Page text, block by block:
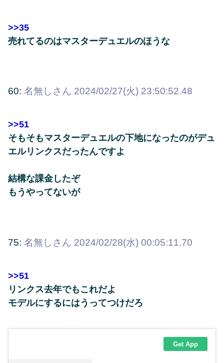
>>35
売れてるのはマスターデュエルのほうな
60: 名無しさん 2024/02/27(火) 23:50:52.48
>>51
そもそもマスターデュエルの下地になったのがデュ
エルリンクスだったんですよ
結構な課金したぞ
もうやってないが
75: 名無しさん 2024/02/28(水) 00:05:11.70
>>51
リンクス去年でもこれだよ
モデルにするにはうってつけだろ